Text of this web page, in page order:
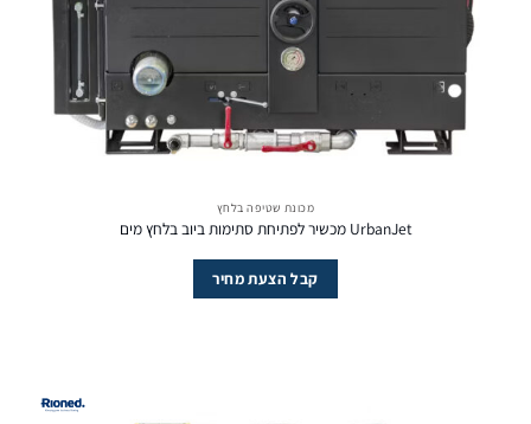
מכונת שטיפה בלחץ
UrbanJet מכשיר לפתיחת סתימות ביוב בלחץ מים
קבל הצעת מחיר